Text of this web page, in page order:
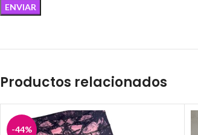
Productos relacionados
-44%